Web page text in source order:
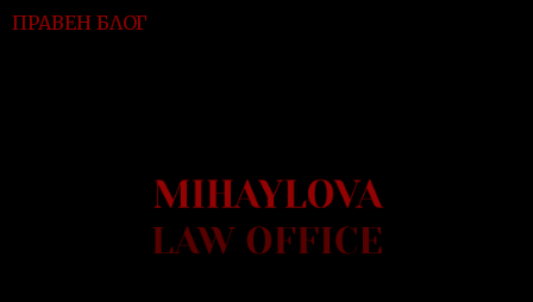
ПРАВЕН БЛОГ